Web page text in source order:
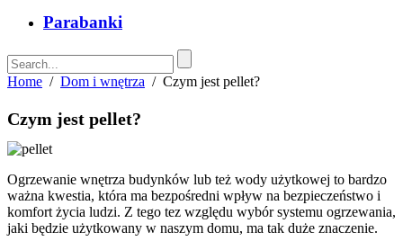
Parabanki
Home / Dom i wnętrza / Czym jest pellet?
Czym jest pellet?
Ogrzewanie wnętrza budynków lub też wody użytkowej to bardzo
ważna kwestia, która ma bezpośredni wpływ na bezpieczeństwo i
komfort życia ludzi. Z tego tez względu wybór systemu ogrzewania,
jaki będzie użytkowany w naszym domu, ma tak duże znaczenie.